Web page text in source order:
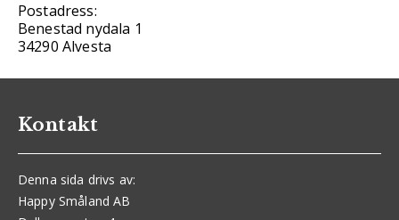
Postadress:
Benestad nydala 1
34290 Alvesta
Kontakt
Denna sida drivs av:
Happy Småland AB